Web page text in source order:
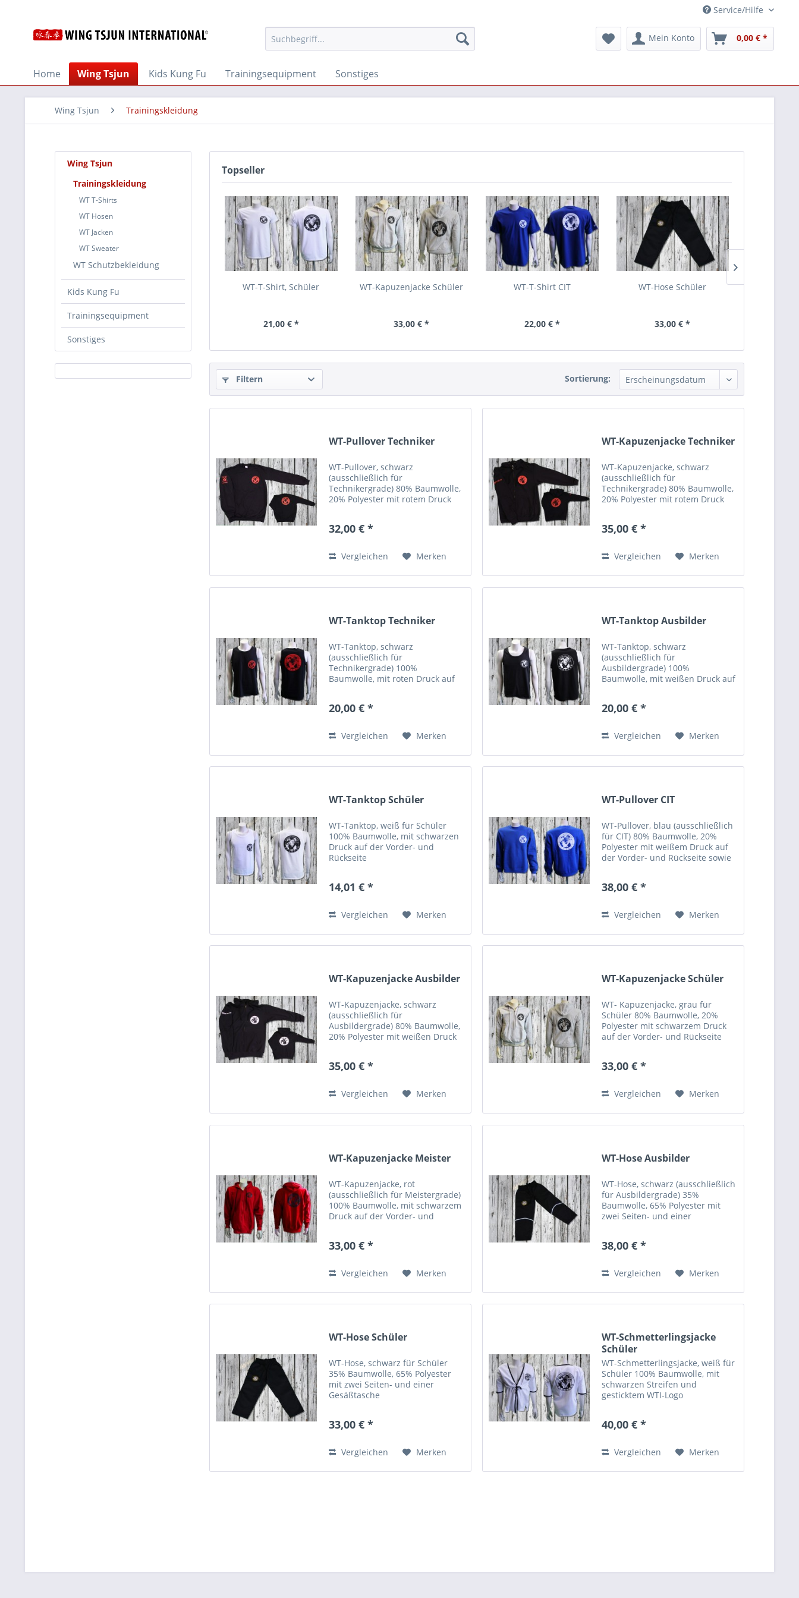
Service/Hilfe
Mein Konto 0,00 € *
Home Wing Tsjun Kids Kung Fu Trainingsequipment Sonstiges
Wing Tsjun Trainingskleidung
Wing Tsjun
Trainingskleidung
WT T-Shirts
WT Hosen
WT Jacken
WT Sweater
WT Schutzbekleidung
Kids Kung Fu
Trainingsequipment
Sonstiges
Topseller
WT-T-Shirt, Schüler
21,00 € *
WT-Kapuzenjacke Schüler
33,00 € *
WT-T-Shirt CIT
22,00 € *
WT-Hose Schüler
33,00 € *
Filtern Sortierung:
WT-Pullover Techniker
WT-Pullover, schwarz
(ausschließlich für
Technikergrade) 80% Baumwolle,
20% Polyester mit rotem Druck
32,00 € *
Vergleichen Merken
WT-Kapuzenjacke Techniker
WT-Kapuzenjacke, schwarz
(ausschließlich für
Technikergrade) 80% Baumwolle,
20% Polyester mit rotem Druck
35,00 € *
Vergleichen Merken
WT-Tanktop Techniker
WT-Tanktop, schwarz
(ausschließlich für
Technikergrade) 100%
Baumwolle, mit roten Druck auf
20,00 € *
Vergleichen Merken
WT-Tanktop Ausbilder
WT-Tanktop, schwarz
(ausschließlich für
Ausbildergrade) 100%
Baumwolle, mit weißen Druck auf
20,00 € *
Vergleichen Merken
WT-Tanktop Schüler
WT-Tanktop, weiß für Schüler
100% Baumwolle, mit schwarzen
Druck auf der Vorder- und
Rückseite
14,01 € *
Vergleichen Merken
WT-Pullover CIT
WT-Pullover, blau (ausschließlich
für CIT) 80% Baumwolle, 20%
Polyester mit weißem Druck auf
der Vorder- und Rückseite sowie
38,00 € *
Vergleichen Merken
WT-Kapuzenjacke Ausbilder
WT-Kapuzenjacke, schwarz
(ausschließlich für
Ausbildergrade) 80% Baumwolle,
20% Polyester mit weißen Druck
35,00 € *
Vergleichen Merken
WT-Kapuzenjacke Schüler
WT- Kapuzenjacke, grau für
Schüler 80% Baumwolle, 20%
Polyester mit schwarzem Druck
auf der Vorder- und Rückseite
33,00 € *
Vergleichen Merken
WT-Kapuzenjacke Meister
WT-Kapuzenjacke, rot
(ausschließlich für Meistergrade)
100% Baumwolle, mit schwarzem
Druck auf der Vorder- und
33,00 € *
Vergleichen Merken
WT-Hose Ausbilder
WT-Hose, schwarz (ausschließlich
für Ausbildergrade) 35%
Baumwolle, 65% Polyester mit
zwei Seiten- und einer
WTI-Logo auf dem rechten Bein
38,00 € *
Vergleichen Merken
WT-Hose Schüler
WT-Hose, schwarz für Schüler
35% Baumwolle, 65% Polyester
mit zwei Seiten- und einer
Gesäßtasche
33,00 € *
Vergleichen Merken
WT-Schmetterlingsjacke
Schüler
WT-Schmetterlingsjacke, weiß für
Schüler 100% Baumwolle, mit
schwarzen Streifen und
gesticktem WTI-Logo
40,00 € *
Vergleichen Merken